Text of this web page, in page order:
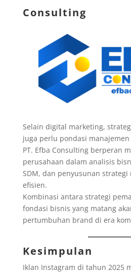
Consulting
Selain digital marketing,
juga perlu pondasi
PT. Efba Consulting berperan
perusahaan dalam analisis
SDM, dan penyusunan strategi
efisien.
Kombinasi antara strategi
fondasi bisnis yang matang
pertumbuhan brand di era
Kesimpulan
Iklan Instagram di tahun 2025